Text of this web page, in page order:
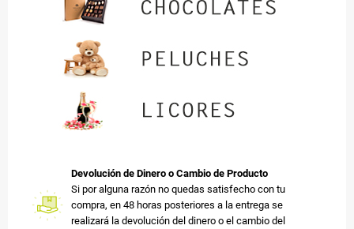
Devolución de Dinero o Cambio de Producto
Si por alguna razón no quedas satisfecho con tu
compra, en 48 horas posteriores a la entrega se
realizará la devolución del dinero o el cambio del